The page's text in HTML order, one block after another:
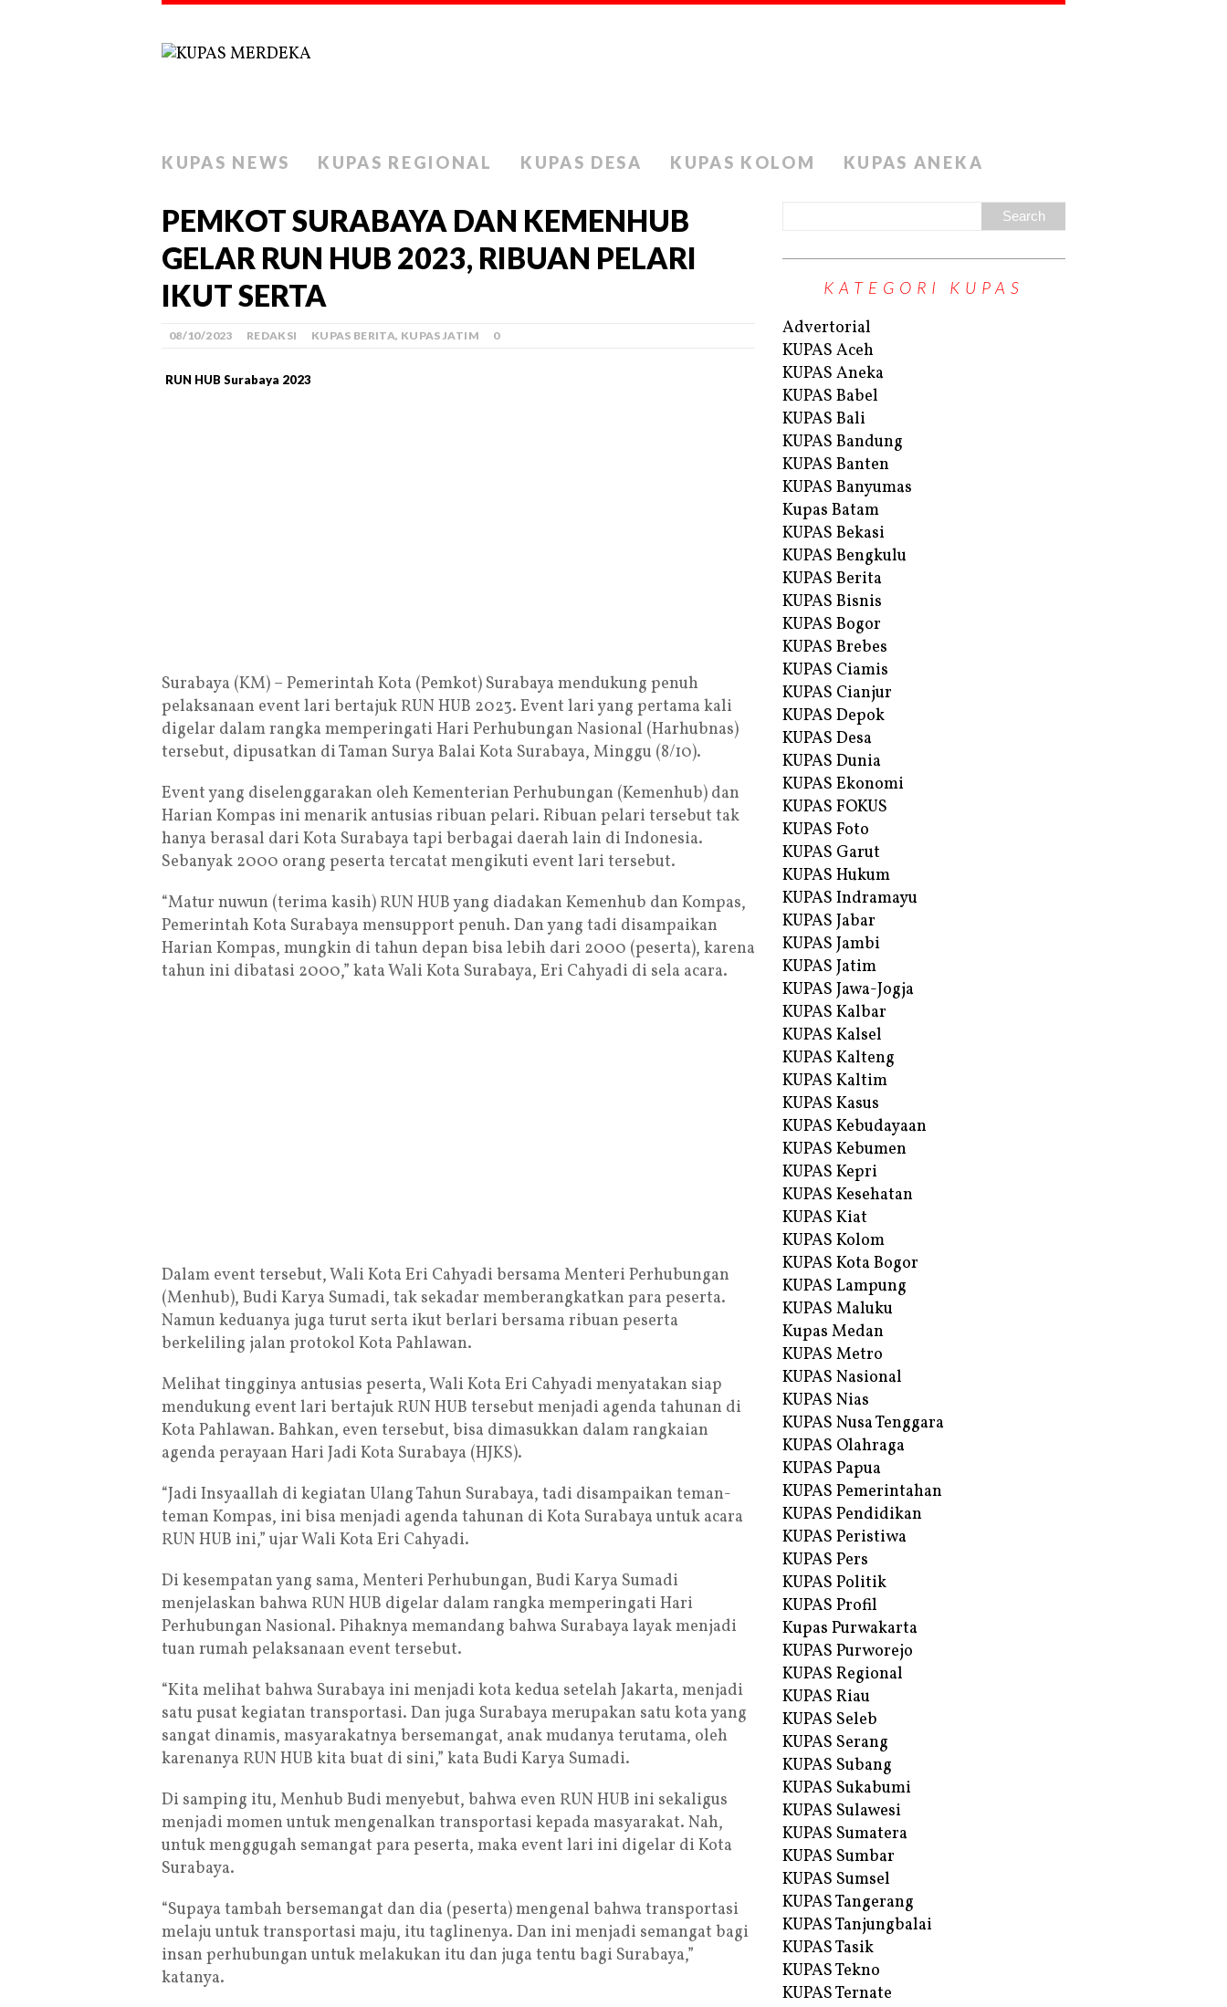
KUPAS NEWS KUPAS REGIONAL KUPAS DESA KUPAS KOLOM KUPAS ANEKA
PEMKOT SURABAYA DAN KEMENHUB
GELAR RUN HUB 2023, RIBUAN PELARI
IKUT SERTA
08/10/2023 REDAKSI KUPAS BERITA, KUPAS JATIM 0
RUN HUB Surabaya 2023
Surabaya (KM) – Pemerintah Kota (Pemkot) Surabaya mendukung penuh
pelaksanaan event lari bertajuk RUN HUB 2023. Event lari yang pertama kali
digelar dalam rangka memperingati Hari Perhubungan Nasional (Harhubnas)
tersebut, dipusatkan di Taman Surya Balai Kota Surabaya, Minggu (8/10).
Event yang diselenggarakan oleh Kementerian Perhubungan (Kemenhub) dan
Harian Kompas ini menarik antusias ribuan pelari. Ribuan pelari tersebut tak
hanya berasal dari Kota Surabaya tapi berbagai daerah lain di Indonesia.
Sebanyak 2000 orang peserta tercatat mengikuti event lari tersebut.
“Matur nuwun (terima kasih) RUN HUB yang diadakan Kemenhub dan Kompas,
Pemerintah Kota Surabaya mensupport penuh. Dan yang tadi disampaikan
Harian Kompas, mungkin di tahun depan bisa lebih dari 2000 (peserta), karena
tahun ini dibatasi 2000,” kata Wali Kota Surabaya, Eri Cahyadi di sela acara.
Dalam event tersebut, Wali Kota Eri Cahyadi bersama Menteri Perhubungan
(Menhub), Budi Karya Sumadi, tak sekadar memberangkatkan para peserta.
Namun keduanya juga turut serta ikut berlari bersama ribuan peserta
berkeliling jalan protokol Kota Pahlawan.
Melihat tingginya antusias peserta, Wali Kota Eri Cahyadi menyatakan siap
mendukung event lari bertajuk RUN HUB tersebut menjadi agenda tahunan di
Kota Pahlawan. Bahkan, even tersebut, bisa dimasukkan dalam rangkaian
agenda perayaan Hari Jadi Kota Surabaya (HJKS).
“Jadi Insyaallah di kegiatan Ulang Tahun Surabaya, tadi disampaikan teman-
teman Kompas, ini bisa menjadi agenda tahunan di Kota Surabaya untuk acara
RUN HUB ini,” ujar Wali Kota Eri Cahyadi.
Di kesempatan yang sama, Menteri Perhubungan, Budi Karya Sumadi
menjelaskan bahwa RUN HUB digelar dalam rangka memperingati Hari
Perhubungan Nasional. Pihaknya memandang bahwa Surabaya layak menjadi
tuan rumah pelaksanaan event tersebut.
“Kita melihat bahwa Surabaya ini menjadi kota kedua setelah Jakarta, menjadi
satu pusat kegiatan transportasi. Dan juga Surabaya merupakan satu kota yang
sangat dinamis, masyarakatnya bersemangat, anak mudanya terutama, oleh
karenanya RUN HUB kita buat di sini,” kata Budi Karya Sumadi.
Di samping itu, Menhub Budi menyebut, bahwa even RUN HUB ini sekaligus
menjadi momen untuk mengenalkan transportasi kepada masyarakat. Nah,
untuk menggugah semangat para peserta, maka event lari ini digelar di Kota
Surabaya.
“Supaya tambah bersemangat dan dia (peserta) mengenal bahwa transportasi
melaju untuk transportasi maju, itu taglinenya. Dan ini menjadi semangat bagi
insan perhubungan untuk melakukan itu dan juga tentu bagi Surabaya,”
katanya.
KATEGORI KUPAS
Advertorial
KUPAS Aceh
KUPAS Aneka
KUPAS Babel
KUPAS Bali
KUPAS Bandung
KUPAS Banten
KUPAS Banyumas
Kupas Batam
KUPAS Bekasi
KUPAS Bengkulu
KUPAS Berita
KUPAS Bisnis
KUPAS Bogor
KUPAS Brebes
KUPAS Ciamis
KUPAS Cianjur
KUPAS Depok
KUPAS Desa
KUPAS Dunia
KUPAS Ekonomi
KUPAS FOKUS
KUPAS Foto
KUPAS Garut
KUPAS Hukum
KUPAS Indramayu
KUPAS Jabar
KUPAS Jambi
KUPAS Jatim
KUPAS Jawa-Jogja
KUPAS Kalbar
KUPAS Kalsel
KUPAS Kalteng
KUPAS Kaltim
KUPAS Kasus
KUPAS Kebudayaan
KUPAS Kebumen
KUPAS Kepri
KUPAS Kesehatan
KUPAS Kiat
KUPAS Kolom
KUPAS Kota Bogor
KUPAS Lampung
KUPAS Maluku
Kupas Medan
KUPAS Metro
KUPAS Nasional
KUPAS Nias
KUPAS Nusa Tenggara
KUPAS Olahraga
KUPAS Papua
KUPAS Pemerintahan
KUPAS Pendidikan
KUPAS Peristiwa
KUPAS Pers
KUPAS Politik
KUPAS Profil
Kupas Purwakarta
KUPAS Purworejo
KUPAS Regional
KUPAS Riau
KUPAS Seleb
KUPAS Serang
KUPAS Subang
KUPAS Sukabumi
KUPAS Sulawesi
KUPAS Sumatera
KUPAS Sumbar
KUPAS Sumsel
KUPAS Tangerang
KUPAS Tanjungbalai
KUPAS Tasik
KUPAS Tekno
KUPAS Ternate